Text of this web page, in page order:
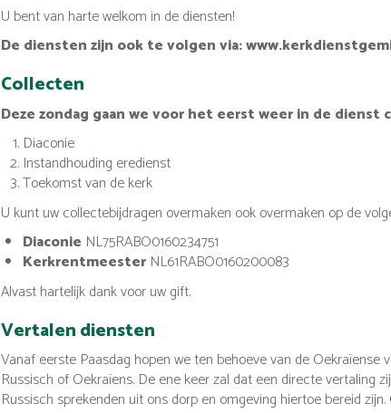
U bent van harte welkom in de diensten!
De diensten zijn ook te volgen via:
Collecten
Deze zondag gaan we voor het eerst weer in de dienst
Diaconie
Instandhouding eredienst
Toekomst van de kerk
U kunt uw collectebijdragen overmaken ook overmaken op de
Diaconie NL75RABO0160234751
Kerkrentmeester NL61RABO0160200083
Alvast hartelijk dank voor uw gift.
Vertalen diensten
Vanaf eerste Paasdag hopen we ten behoeve van de
Russisch of Oekraïens. De ene keer zal dat een directe vertaling
Russisch sprekenden uit ons dorp en omgeving hiertoe bereid